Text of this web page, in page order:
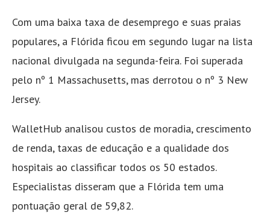
Com uma baixa taxa de desemprego e suas praias
populares, a Flórida ficou em segundo lugar na lista
nacional divulgada na segunda-feira. Foi superada
pelo nº 1 Massachusetts, mas derrotou o nº 3 New
Jersey.
WalletHub analisou custos de moradia, crescimento
de renda, taxas de educação e a qualidade dos
hospitais ao classificar todos os 50 estados.
Especialistas disseram que a Flórida tem uma
pontuação geral de 59,82.